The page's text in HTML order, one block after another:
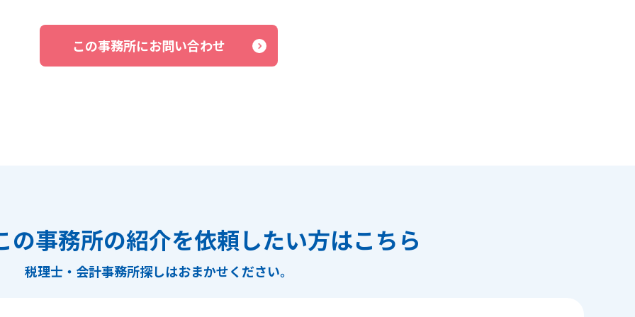
この事務所にお問い合わせ
の事務所の紹介を依頼したい方はこちら
税理士・会計事務所探しはおまかせください。